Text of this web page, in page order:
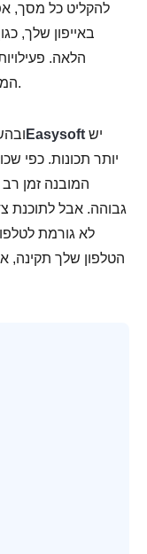
להקליט כל מסך,
באייפון שלך,
הלאה.
המחדל באייפון שלך ניתן ללכוד עם תוכנה זו.
מקליט מסך 4Easysoft
יותר תכונות. כפי
המובנה זמן
גבוהה. אבל לתוכנת
לא גורמת
הטלפון שלך תקינה,